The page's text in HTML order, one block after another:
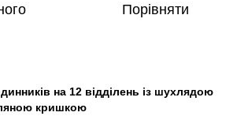
Порівняти
на 12 відділень із шухлядою
кришкою